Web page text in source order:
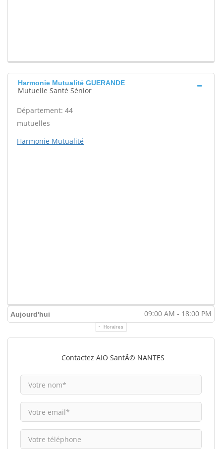
Harmonie Mutualité GUERANDE
Mutuelle Santé Sénior
Département: 44
mutuelles
Harmonie Mutualité
Aujourd'hui 09:00 AM - 18:00 PM
Horaires
Contactez AIO SantÃ© NANTES